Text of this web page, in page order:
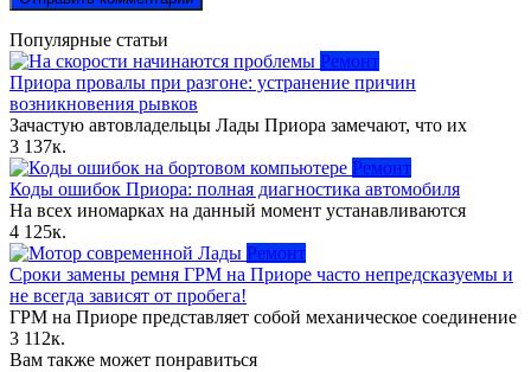
Популярные статьи
Ремонт
Приора провалы при разгоне: устранение причин
возникновения рывков
Зачастую автовладельцы Лады Приора замечают, что их
3 137к.
Ремонт
Коды ошибок Приора: полная диагностика автомобиля
На всех иномарках на данный момент устанавливаются
4 125к.
Ремонт
Сроки замены ремня ГРМ на Приоре часто непредсказуемы и
не всегда зависят от пробега!
ГРМ на Приоре представляет собой механическое соединение
3 112к.
Вам также может понравиться